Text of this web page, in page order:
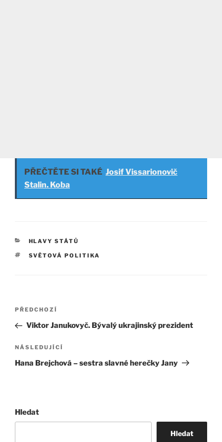
PŘEČTĚTE SI TAKÉ Josif Vissarionovič
Stalin. Koba
RUBRIKY
HLAVY STÁTŮ
ŠTÍTKY
SVĚTOVÁ POLITIKA
Navigace
příspěvek
Předchozí
příspěvek
PŘEDCHOZÍ
Viktor Janukovyč. Bývalý ukrajinský prezident
Následující
příspěvek
NÁSLEDUJÍCÍ
Hana Brejchová – sestra slavné herečky Jany
Hledat
Hledat